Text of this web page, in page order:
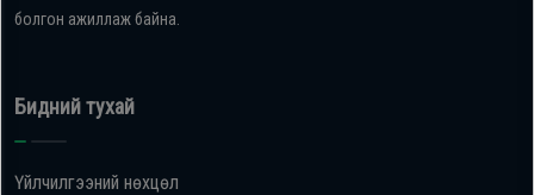
болгон ажиллаж байна.
Бидний тухай
Үйлчилгээний нөхцөл